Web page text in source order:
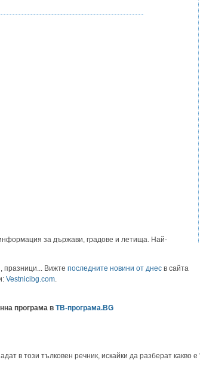
за държави, градове и летища. Най-
празници... Вижте последните новини от днес в сайта
Vestnicibg.com
програма в ТВ-програма.BG
в този тълковен речник, искайки да разберат какво е